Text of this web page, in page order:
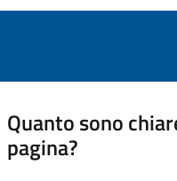
Quanto sono
pagina?